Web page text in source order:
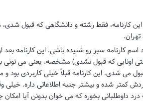
کارنامه، فقط رشته و دانشگاهی که قبول
اسم کارنامه سبز رو شنیده باشی. این کارنامه بعد
اونایی که قبول نشدی) مشخصه. یعنی می تونی
می شدی. این کارنامه قبلاً خیلی کاربردی
کمتر شده و بیشتر جنبه اطلاعاتی داره.
داوطلبانی بخوره که می خوان بدونن آیا